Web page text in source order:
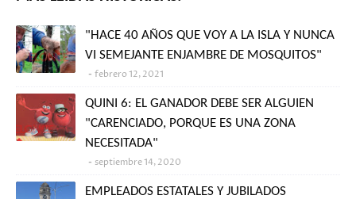
"HACE 40 AÑOS QUE VOY A LA ISLA Y NUNCA
VI SEMEJANTE ENJAMBRE DE MOSQUITOS"
febrero 12, 2021
QUINI 6: EL GANADOR DEBE SER ALGUIEN
"CARENCIADO, PORQUE ES UNA ZONA
NECESITADA"
septiembre 14, 2020
EMPLEADOS ESTATALES Y JUBILADOS